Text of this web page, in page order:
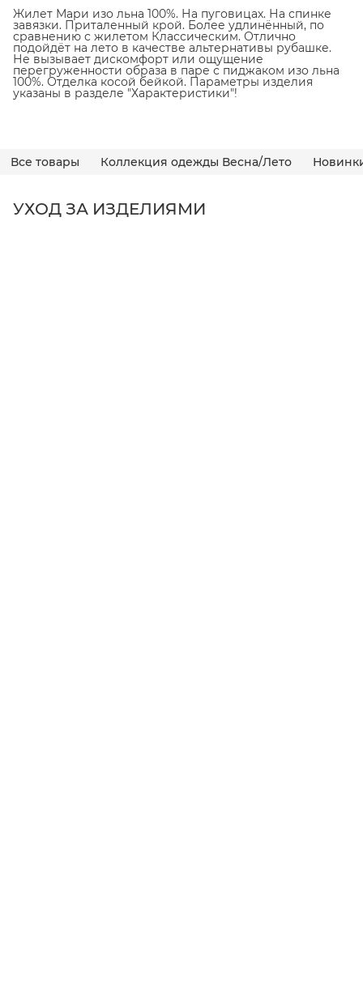
Жилет Мари изо льна 100%. На пуговицах. На спинке
завязки. Приталенный крой. Более удлинённый, по
сравнению с жилетом Классическим. Отлично
подойдёт на лето в качестве альтернативы рубашке.
Не вызывает дискомфорт или ощущение
перегруженности образа в паре с пиджаком изо льна
100%. Отделка косой бейкой. Параметры изделия
указаны в разделе "Характеристики"!
Все товары Коллекция одежды Весна/Лето
УХОД ЗА ИЗДЕЛИЯМИ